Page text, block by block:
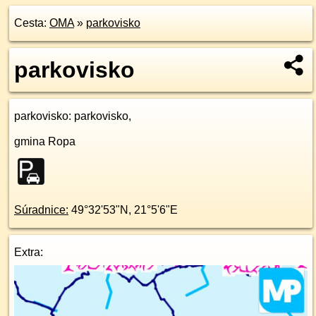
Cesta: OMA» parkovisko
parkovisko
parkovisko: parkovisko,
gmina Ropa
Súradnice: 49°32'53"N , 21°5'6"E
Extra: